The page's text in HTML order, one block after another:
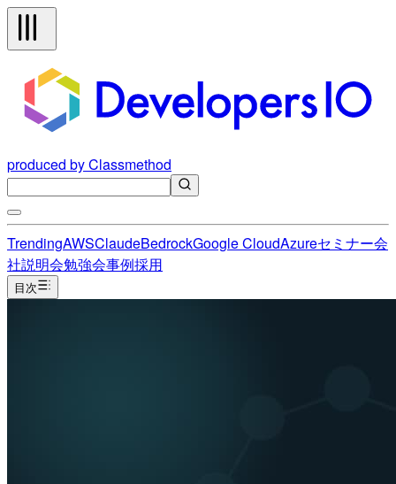
produced by Classmethod
TrendingAWSClaudeBedrockGoogle CloudAzureセミナー会
社説明会勉強会事例採用
目次